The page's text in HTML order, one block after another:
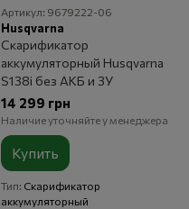
Артикул: 9679222-06
Husqvarna
Скарификатор
аккумуляторный Husqvarna
S138i без АКБ и ЗУ
14 299 грн
Наличие уточняйте у менеджера
Купить
Тип Скарификатор
аккумуляторный